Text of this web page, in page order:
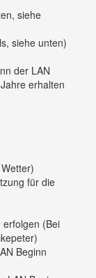
siehe
siehe unten)
der LAN
erhalten
für die
erfolgen (Bei
Beginn